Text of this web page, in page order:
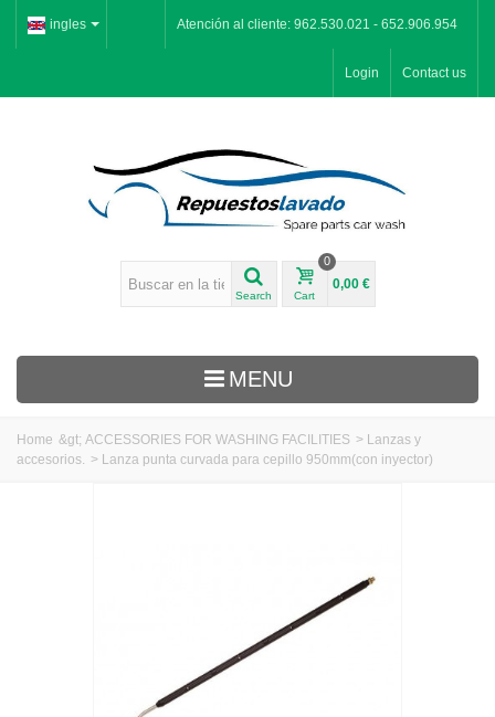
Atención al cliente: 962.530.021 - 652.906.954
ingles
Contact us
Login
Search Cart
0
0,00 €
MENU
Inicio
Home &gt; ACCESSORIES FOR WASHING FACILITIES > Lanzas y
accesorios. > Lanza punta curvada para cepillo 950mm(con inyector)